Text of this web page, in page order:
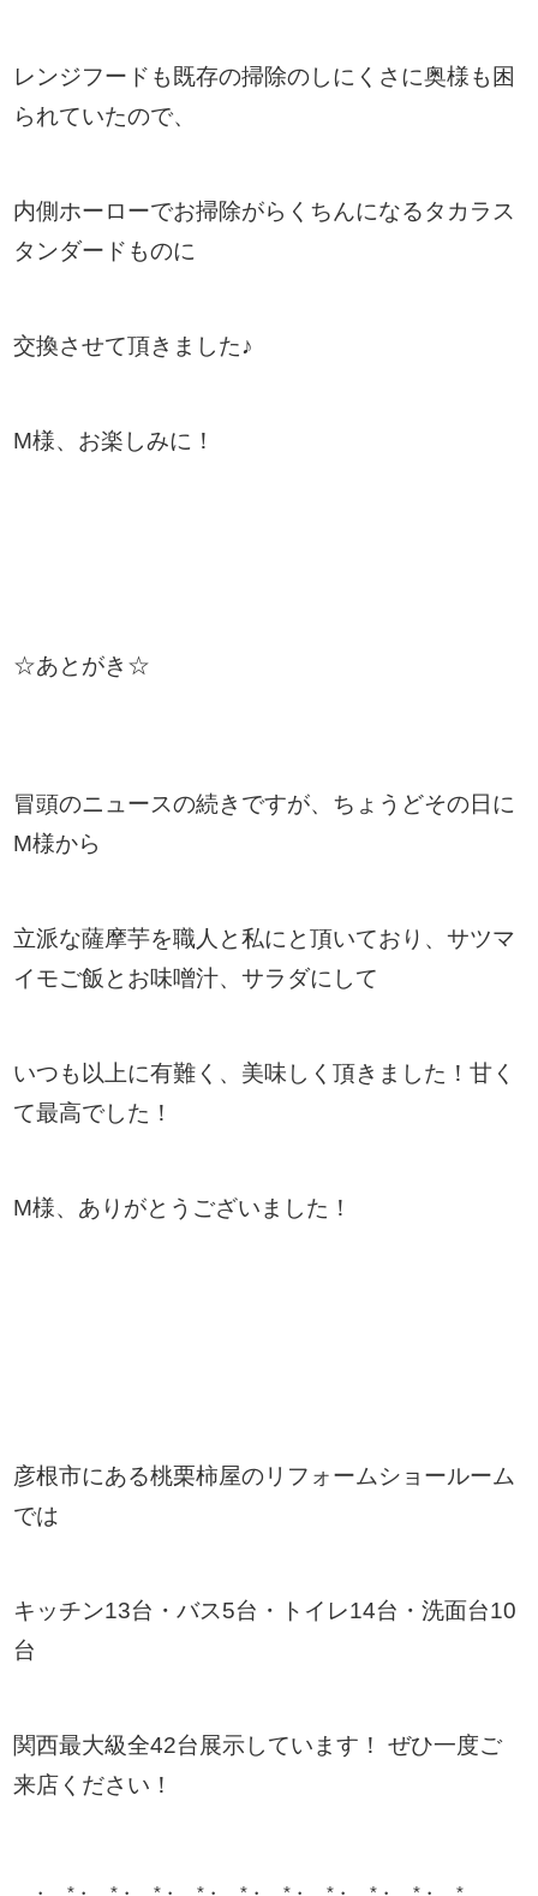
レンジフードも既存の掃除のしにくさに奥様も困
られていたので、
内側ホーローでお掃除がらくちんになるタカラス
タンダードものに
交換させて頂きました♪
M様、お楽しみに！
☆あとがき☆
冒頭のニュースの続きですが、ちょうどその日に
M様から
立派な薩摩芋を職人と私にと頂いており、サツマ
イモご飯とお味噌汁、サラダにして
いつも以上に有難く、美味しく頂きました！甘く
て最高でした！
M様、ありがとうございました！
彦根市にある桃栗柿屋のリフォームショールーム
では
キッチン13台・バス5台・トイレ14台・洗面台10
台
関西最大級全42台展示しています！ ぜひ一度ご
来店ください！